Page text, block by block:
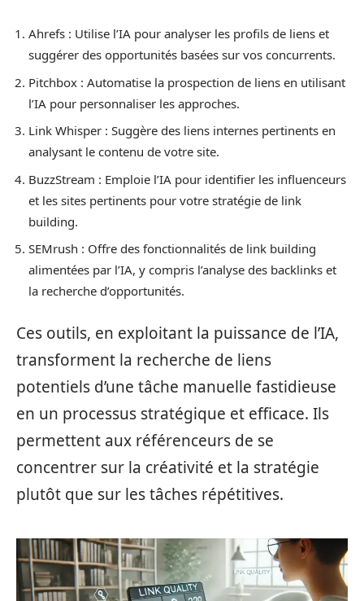
Ahrefs : Utilise l’IA pour analyser les profils de liens et
suggérer des opportunités basées sur vos concurrents.
Pitchbox : Automatise la prospection de liens en utilisant
l’IA pour personnaliser les approches.
Link Whisper : Suggère des liens internes pertinents en
analysant le contenu de votre site.
BuzzStream : Emploie l’IA pour identifier les influenceurs
et les sites pertinents pour votre stratégie de link
building.
SEMrush : Offre des fonctionnalités de link building
alimentées par l’IA, y compris l’analyse des backlinks et
la recherche d’opportunités.
Ces outils, en exploitant la puissance de l’IA,
transforment la recherche de liens
potentiels d’une tâche manuelle fastidieuse
en un processus stratégique et efficace. Ils
permettent aux référenceurs de se
concentrer sur la créativité et la stratégie
plutôt que sur les tâches répétitives.